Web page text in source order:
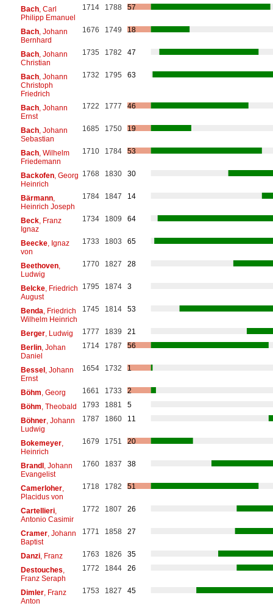
Bach, Carl
Philipp Emanuel
1714 1788 57
Bach, Johann
Bernhard
1676 1749 18
Bach, Johann
Christian
1735 1782 47
Bach, Johann
Christoph
Friedrich
1732 1795 63
Bach, Johann
Ernst
1722 1777 46
Bach, Johann
Sebastian
1685 1750 19
Bach, Wilhelm
Friedemann
1710 1784 53
Backofen, Georg
Heinrich
1768 1830 30
Bärmann,
Heinrich Joseph
1784 1847 14
Beck, Franz
Ignaz
1734 1809 64
Beecke, Ignaz
von
1733 1803 65
Beethoven,
Ludwig
1770 1827 28
Belcke, Friedrich
August
1795 1874 3
Benda , Friedrich
Wilhelm Heinrich
1745 1814 53
Berger, Ludwig 1777 1839
21
Berlin, Johan
Daniel
1714 1787 56
Bessel, Johann
Ernst
1654 1732 1
Böhm , Georg 1661 1733
2
Böhm , Theobald 1793 1881
5
Böhner, Johann
Ludwig
1787 1860 11
Bokemeyer,
Heinrich
1679 1751 20
Brandl, Johann
Evangelist
1760 1837 38
Camerloher,
Placidus von
1718 1782 51
Cartellieri,
Antonio Casimir
1772 1807 26
Cramer, Johann
Baptist
1771 1858 27
Danzi, Franz 1763 1826
35
Destouches
Franz Seraph
1772 1844 26
Dimler, Franz
Anton
1753 1827 45